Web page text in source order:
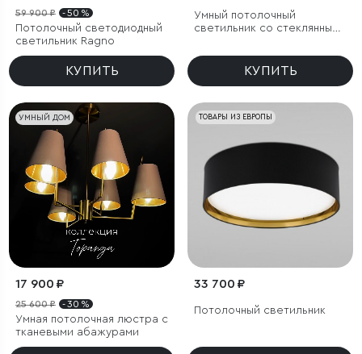
59 900 ₽ - 50 %
Потолочный светодиодный
светильник Ragno
КУПИТЬ
Умный потолочный
светильник со стеклянными
КУПИТЬ
УМНЫЙ ДОМ
17 900 ₽
25 600 ₽ - 30 %
Умная потолочная люстра с
тканевыми абажурами
ТОВАРЫ ИЗ ЕВРОПЫ
33 700 ₽
Потолочный светильник